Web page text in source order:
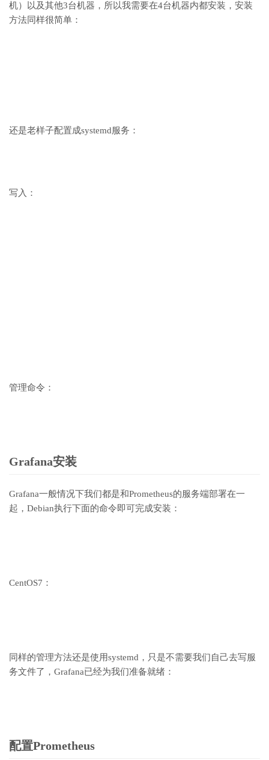
机）以及其他3台机器，所以我需要在4台机器内都安装，安装
方法同样很简单：
还是老样子配置成systemd服务：
写入：
管理命令：
Grafana安装
Grafana一般情况下我们都是和Prometheus的服务端部署在一
起，Debian执行下面的命令即可完成安装：
CentOS7：
同样的管理方法还是使用systemd，只是不需要我们自己去写服
务文件了，Grafana已经为我们准备就绪：
配置Prometheus